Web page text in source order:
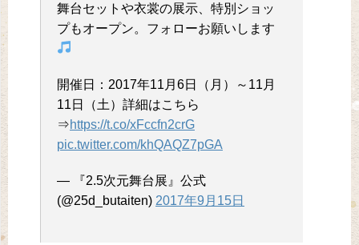
舞台セットや衣裳の展示、特別ショッ
プもオープン。フォローお願いします
開催日：2017年11月6日（月）～11月
11日（土）詳細はこちら
⇒https://t.co/xFccfn2crG
pic.twitter.com/khQAQZ7pGA
— 『2.5次元舞台展』公式
(@25d_butaiten) 2017年9月15日